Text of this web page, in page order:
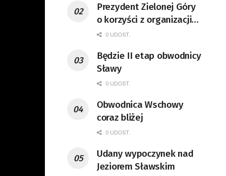
Prezydent Zielonej Góry
o korzyści z organizacji
mety Tour de Pologne
0 UDOST.
Będzie II etap obwodnicy
Sławy
0 UDOST.
Obwodnica Wschowy
coraz bliżej
0 UDOST.
Udany wypoczynek nad
Jeziorem Sławskim